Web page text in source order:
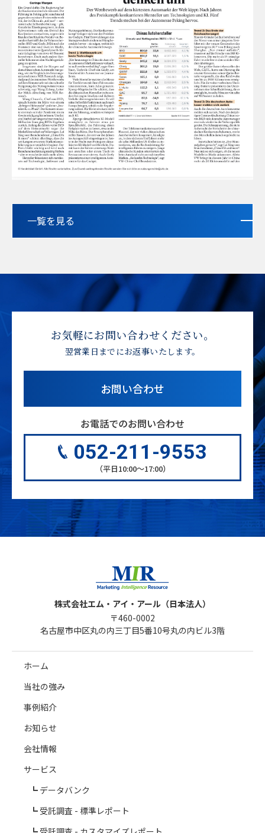
一覧を見る
お気軽にお問い合わせください。
翌営業日までにお返事いたします。
お問い合わせ
お電話でのお問い合わせ
052-211-9553
（平日10:00〜17:00）
株式会社エム・アイ・アール（日本法人）
〒460-0002
名古屋市中区丸の内三丁目5番10号丸の内ビル3階
ホーム
当社の強み
事例紹介
お知らせ
会社情報
サービス
データバンク
受託調査 - 標準レポート